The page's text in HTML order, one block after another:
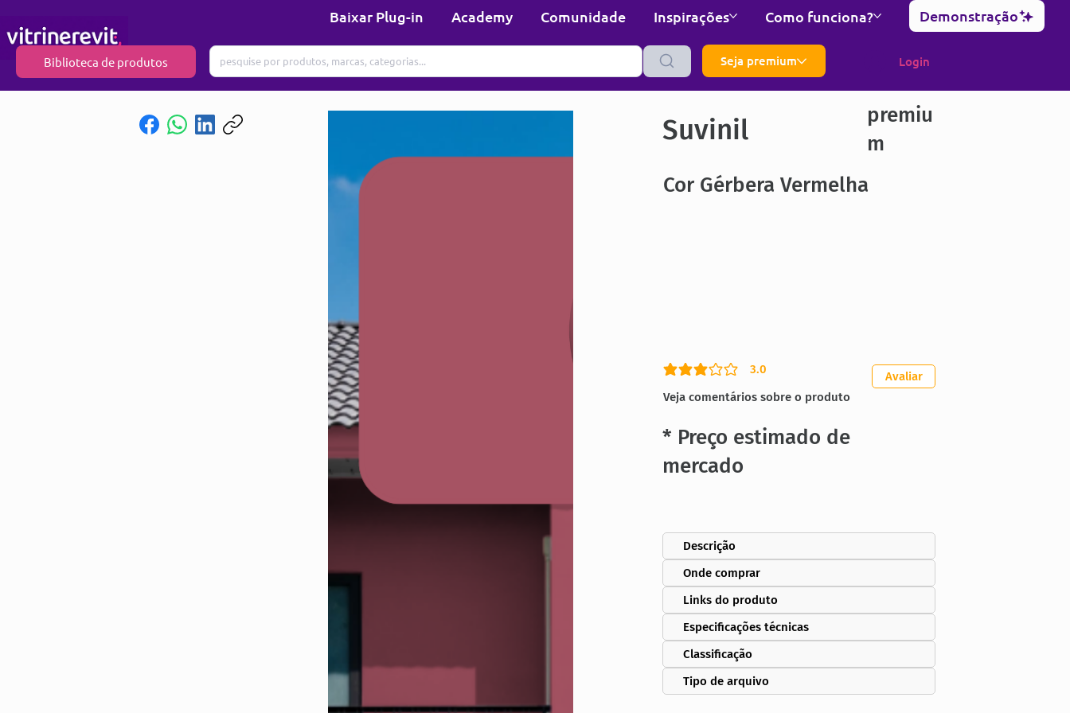
Baixar Plug-in Academy Comunidade Inspirações Como funciona? Demonstração
Biblioteca de produtos Seja premium Login
Suvinil
premiu
m
Cor Gérbera Vermelha
3.0
classificação média é 3 de 5
Veja comentários sobre o produto
Avaliar
* Preço estimado de
mercado
Descrição
Onde comprar
Links do produto
Especificações técnicas
Classificação
Tipo de arquivo